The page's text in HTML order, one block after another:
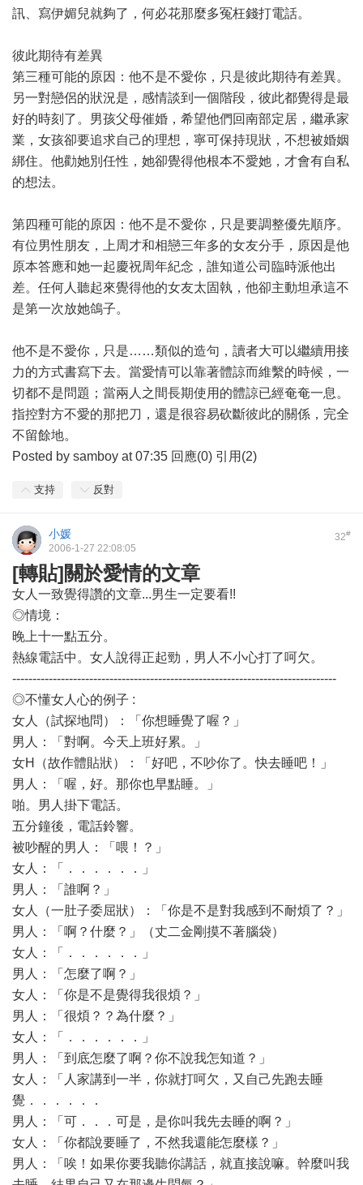
訊、寫伊媚兒就夠了，何必花那麼多冤枉錢打電話。
彼此期待有差異
第三種可能的原因：他不是不愛你，只是彼此期待有差異。
另一對戀侶的狀況是，感情談到一個階段，彼此都覺得是最
好的時刻了。男孩父母催婚，希望他們回南部定居，繼承家
業，女孩卻要追求自己的理想，寧可保持現狀，不想被婚姻
綁住。他勸她別任性，她卻覺得他根本不愛她，才會有自私
的想法。
第四種可能的原因：他不是不愛你，只是要調整優先順序。
有位男性朋友，上周才和相戀三年多的女友分手，原因是他
原本答應和她一起慶祝周年紀念，誰知道公司臨時派他出
差。任何人聽起來覺得他的女友太固執，他卻主動坦承這不
是第一次放她鴿子。
他不是不愛你，只是……類似的造句，讀者大可以繼續用接
力的方式書寫下去。當愛情可以靠著體諒而維繫的時候，一
切都不是問題；當兩人之間長期使用的體諒已經奄奄一息。
指控對方不愛的那把刀，還是很容易砍斷彼此的關係，完全
不留餘地。
Posted by samboy at 07:35 回應(0) 引用(2)
支持 反對
32#
小媛
2006-1-27 22:08:05
[轉貼]關於愛情的文章
女人一致覺得讚的文章...男生一定要看!!
◎情境：
晚上十一點五分。
熱線電話中。女人說得正起勁，男人不小心打了呵欠。
--------------------------------------------------------------------------------
◎不懂女人心的例子 :
女人（試探地問）：「你想睡覺了喔？」
男人：「對啊。今天上班好累。」
女H（故作體貼狀）：「好吧，不吵你了。快去睡吧！」
男人：「喔，好。那你也早點睡。」
啪。男人掛下電話。
五分鐘後，電話鈴響。
被吵醒的男人：「喂！？」
女人：「．．．．．．」
男人：「誰啊？」
女人（一肚子委屈狀）：「你是不是對我感到不耐煩了？」
男人：「啊？什麼？」（丈二金剛摸不著腦袋）
女人：「．．．．．．」
男人：「怎麼了啊？」
女人：「你是不是覺得我很煩？」
男人：「很煩？？為什麼？」
女人：「．．．．．．」
男人：「到底怎麼了啊？你不說我怎知道？」
女人：「人家講到一半，你就打呵欠，又自己先跑去睡
覺．．．．．．
男人：「可．．．可是，是你叫我先去睡的啊？」
女人：「你都說要睡了，不然我還能怎麼樣？」
男人：「唉！如果你要我聽你講話，就直接說嘛。幹麼叫我